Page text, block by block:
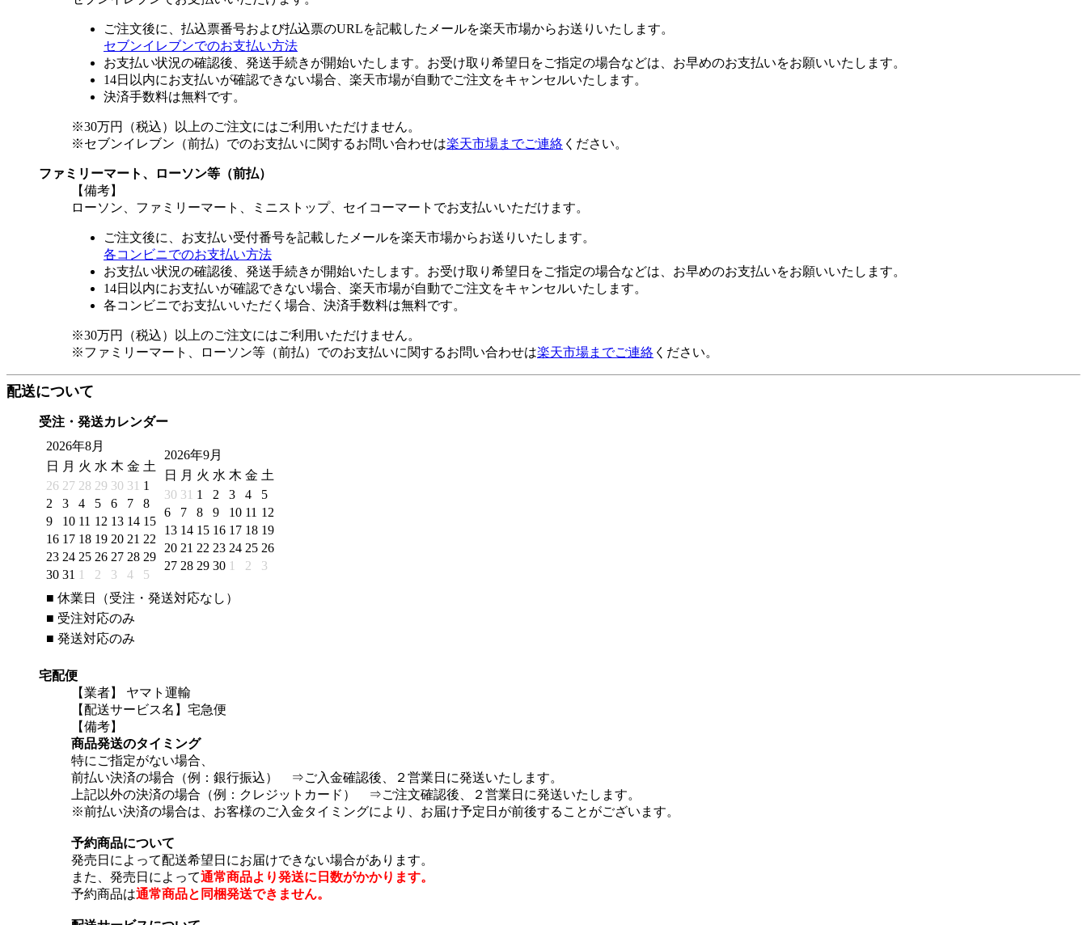
ご注文後に、払込票番号および払込票のURLを記載したメールを楽天市場からお送りいたします。
セブンイレブンでのお支払い方法
お支払い状況の確認後、発送手続きが開始いたします。お受け取り希望日をご指定の場合などは、お早めのお支払いをお願いいたします。
14日以内にお支払いが確認できない場合、楽天市場が自動でご注文をキャンセルいたします。
決済手数料は無料です。
※30万円（税込）以上のご注文にはご利用いただけません。
※セブンイレブン（前払）でのお支払いに関するお問い合わせは楽天市場までご連絡 ください。
ファミリーマート、ローソン等（前払）
【備考】
ローソン、ファミリーマート、ミニストップ、セイコーマートでお支払いいただけます。
ご注文後に、お支払い受付番号を記載したメールを楽天市場からお送りいたします。
各コンビニでのお支払い方法
お支払い状況の確認後、発送手続きが開始いたします。お受け取り希望日をご指定の場合などは、お早めのお支払いをお願いいたします。
14日以内にお支払いが確認できない場合、楽天市場が自動でご注文をキャンセルいたします。
各コンビニでお支払いいただく場合、決済手数料は無料です。
※30万円（税込）以上のご注文にはご利用いただけません。
※ファミリーマート、ローソン等（前払）でのお支払いに関するお問い合わせは楽天市場までご連絡 ください。
配送について
受注・発送カレンダー
2026年8月
日
月 火 水 木 金 土
26 27 28 29 30 31 1
2
3 4 5 6 7
8
9
10 11 12 13 14 15
16 17 18 19 20 21 22
23 24 25 26 27 28 29
30 31 1 2 3 4 5
2026年9月
日
月 火 水 木 金 土
30 31 1 2 3 4
5
6
7 8 9 10 11 12
13 14 15 16 17 18 19
20 21 22 23 24 25 26
27 28 29 30 1 2 3
■ 休業日（受注・発送対応なし）
■ 受注対応のみ
■ 発送対応のみ
宅配便
【業者】 ヤマト運輸
【配送サービス名】宅急便
【備考】
商品発送のタイミング
特にご指定がない場合、
前払い決済の場合（例：銀行振込） ⇒ご入金確認後、２営業日に発送いたします。
上記以外の決済の場合（例：クレジットカード） ⇒ご注文確認後、２営業日に発送いたします。
※前払い決済の場合は、お客様のご入金タイミングにより、お届け予定日が前後することがございます。
予約商品について
発売日によって配送希望日にお届けできない場合があります。
また、発売日によって通常商品より発送に日数がかかります。
予約商品は通常商品と同梱発送できません。